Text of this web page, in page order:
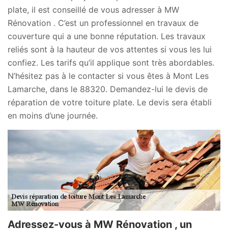
plate, il est conseillé de vous adresser à MW
Rénovation . C’est un professionnel en travaux de
couverture qui a une bonne réputation. Les travaux
reliés sont à la hauteur de vos attentes si vous les lui
confiez. Les tarifs qu’il applique sont très abordables.
N’hésitez pas à le contacter si vous êtes à Mont Les
Lamarche, dans le 88320. Demandez-lui le devis de
réparation de votre toiture plate. Le devis sera établi
en moins d’une journée.
Adressez-vous à MW Rénovation , un